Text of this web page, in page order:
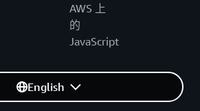
AWS 上
的
JavaScript
English